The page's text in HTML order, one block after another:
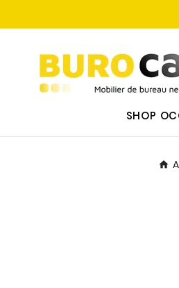
SHOP